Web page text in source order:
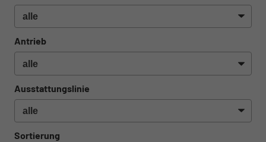
Antrieb
Ausstattungslinie
Sortierung